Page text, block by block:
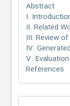
Abstract
I.
II. Related
III. Review
IV.
V. Evaluation
References